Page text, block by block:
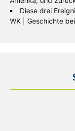
Diese drei
WK | Geschichte bei